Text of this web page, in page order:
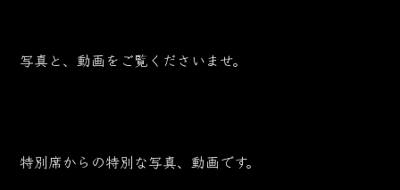
写真と、動画をご覧くださいませ。
特別席からの特別な写真、動画です。